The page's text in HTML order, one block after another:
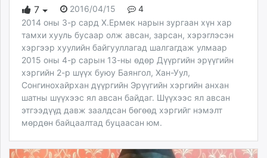
7
2016/04/15
4
2014 оны 3-р сард Х.Ермек нарын зургаан хүн хар
тамхи хууль бусаар олж авсан, зарсан, хэрэглэсэн
хэргээр хуулийн байгууллагад шалгагдаж улмаар
2015 оны 4-р сарын 13-ны өдөр Дүүргийн эрүүгийн
хэргийн 2-р шүүх буюу Баянгол, Хан-Уул,
Сонгинохайрхан дүүргийн Эрүүгийн хэргийн анхан
шатны шүүхээс ял авсан байдаг. Шүүхээс ял авсан
этгээдүүд давж заалдсан бөгөөд хэргийг нэмэлт
мөрдөн байцаалтад буцаасан юм.